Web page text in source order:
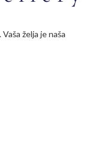
želja je naša